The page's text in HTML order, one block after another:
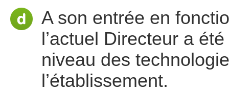
A son entrée en
l’actuel Directeur a
niveau des
l’établissement.